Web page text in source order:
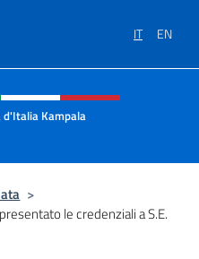
IT EN
e menù
d'Italia Kampala
>
le credenziali a S.E.